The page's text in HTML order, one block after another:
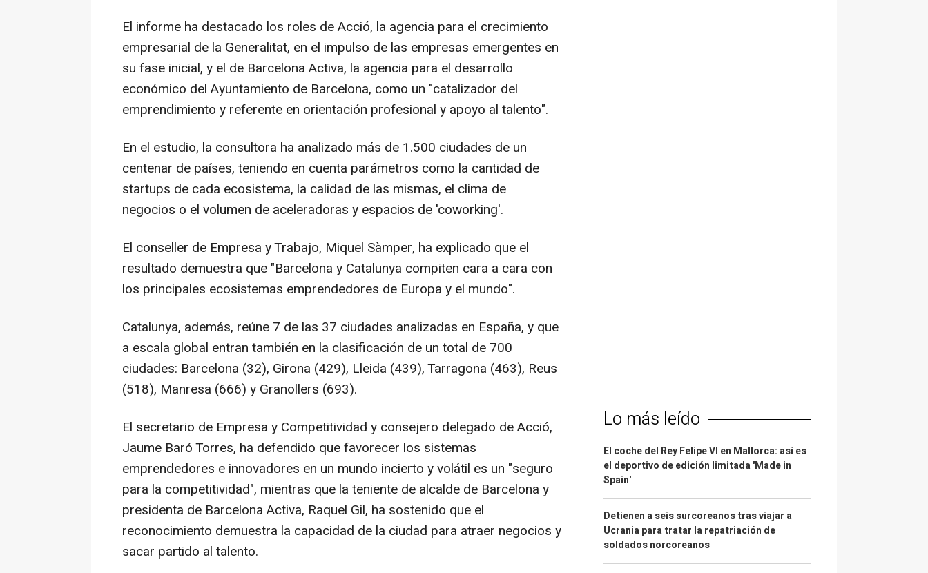
El informe ha destacado los roles de Acció, la agencia para el crecimiento
empresarial de la Generalitat, en el impulso de las empresas emergentes en
su fase inicial, y el de Barcelona Activa, la agencia para el desarrollo
económico del Ayuntamiento de Barcelona, como un "catalizador del
emprendimiento y referente en orientación profesional y apoyo al talento".
En el estudio, la consultora ha analizado más de 1.500 ciudades de un
centenar de países, teniendo en cuenta parámetros como la cantidad de
startups de cada ecosistema, la calidad de las mismas, el clima de
negocios o el volumen de aceleradoras y espacios de 'coworking'.
El conseller de Empresa y Trabajo, Miquel Sàmper, ha explicado que el
resultado demuestra que "Barcelona y Catalunya compiten cara a cara con
los principales ecosistemas emprendedores de Europa y el mundo".
Catalunya, además, reúne 7 de las 37 ciudades analizadas en España, y que
a escala global entran también en la clasificación de un total de 700
ciudades: Barcelona (32), Girona (429), Lleida (439), Tarragona (463), Reus
(518), Manresa (666) y Granollers (693).
El secretario de Empresa y Competitividad y consejero delegado de Acció,
Jaume Baró Torres, ha defendido que favorecer los sistemas
emprendedores e innovadores en un mundo incierto y volátil es un "seguro
para la competitividad", mientras que la teniente de alcalde de Barcelona y
presidenta de Barcelona Activa, Raquel Gil, ha sostenido que el
reconocimiento demuestra la capacidad de la ciudad para atraer negocios y
sacar partido al talento.
Lo más leído
El coche del Rey Felipe VI en Mallorca: así es
el deportivo de edición limitada 'Made in
Spain'
Detienen a seis surcoreanos tras viajar a
Ucrania para tratar la repatriación de
soldados norcoreanos